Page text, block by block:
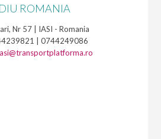
ROMANIA
Nr 57 | IASI - Romania
| 0744249086